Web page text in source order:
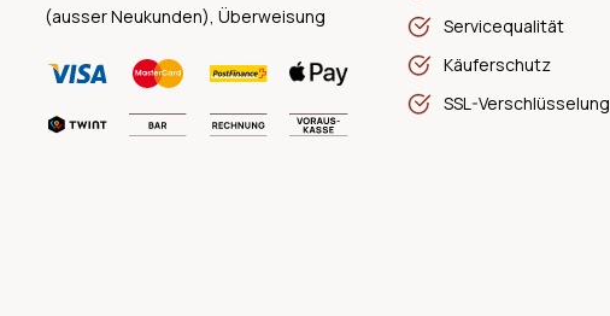
(ausser Neukunden), Überweisung
Servicequalität
Käuferschutz
SSL-Verschlüsselung